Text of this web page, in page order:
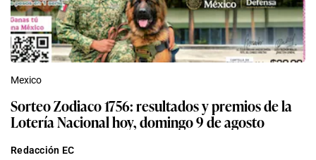
Mexico
Sorteo Zodiaco 1756: resultados y premios de la
Lotería Nacional hoy, domingo 9 de agosto
Redacción EC